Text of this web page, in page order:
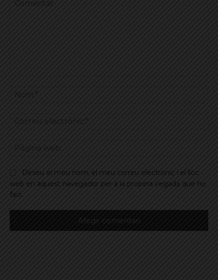
Deseu el meu nom, el meu correu electrònic i el lloc
web en aquest navegador per a la propera vegada que ho
faci.